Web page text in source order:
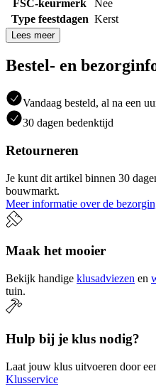
FSC-keurmerk
Nee
Type feestdagen Kerst
Lees meer
Bestel- en
Vandaag besteld, al na een
30 dagen bedenktijd
Retourneren
Je kunt dit artikel binnen 30
bouwmarkt.
Meer informatie over de
Maak het mooier
Bekijk handige klusadviezen en
tuin.
Hulp bij je klus nodig?
Laat jouw klus uitvoeren door
Klusservice